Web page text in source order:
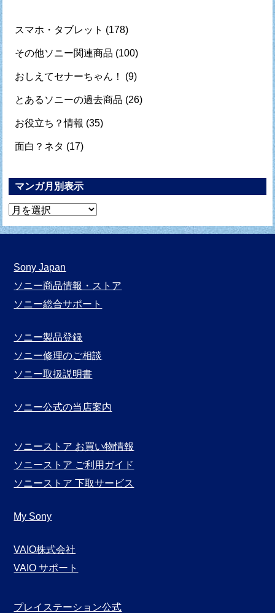
スマホ・タブレット (178)
その他ソニー関連商品 (100)
おしえてセナーちゃん！ (9)
とあるソニーの過去商品 (26)
お役立ち？情報 (35)
面白？ネタ (17)
マンガ月別表示
マ
ン
月
別
表
Sony Japan
ソニー商品情報・ストア
ソニー総合サポート
ソニー製品登録
ソニー修理のご相談
ソニー取扱説明書
ソニー公式の当店案内
ソニーストア お買い物情報
ソニーストア ご利用ガイド
ソニーストア 下取サービス
My Sony
VAIO株式会社
VAIO サポート
プレイステーション公式